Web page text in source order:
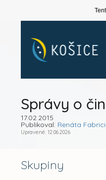
Správy o
17.02.2015
Publikoval: Renáta
Upravené: 12.06.2026
Skupiny